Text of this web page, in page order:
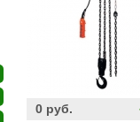
0 руб.